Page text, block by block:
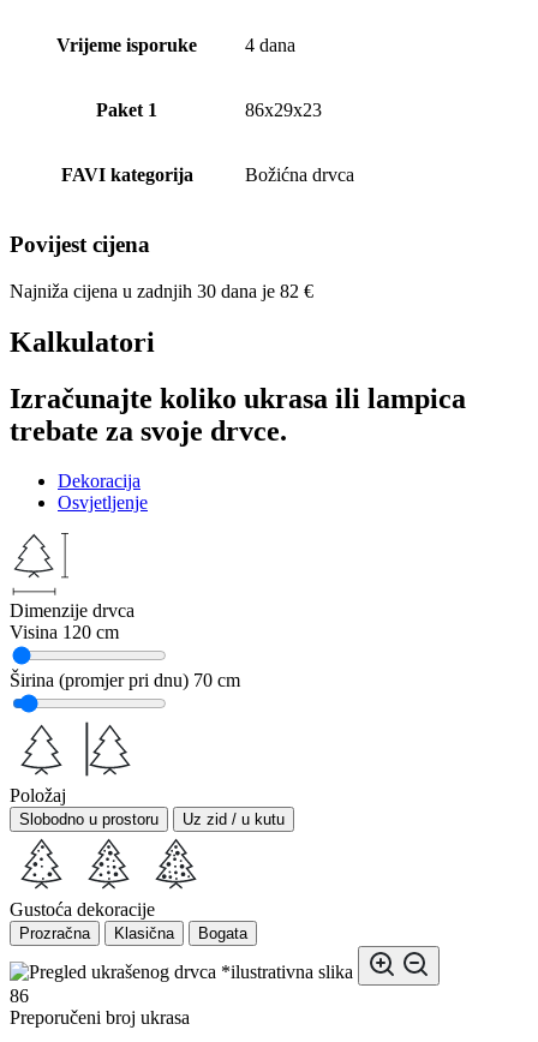
Vrijeme isporuke 4 dana
Paket 1 86x29x23
FAVI kategorija Božićna drvca
Povijest cijena
Najniža cijena u zadnjih 30 dana je 82 €
Kalkulatori
Izračunajte koliko ukrasa ili lampica
trebate za svoje drvce.
Dekoracija
Osvjetljenje
Dimenzije drvca
Visina 120 cm
Širina (promjer pri dnu) 70 cm
Položaj
Slobodno u prostoru Uz zid / u kutu
Gustoća dekoracije
Prozračna Klasična Bogata
*ilustrativna slika
86
Preporučeni broj ukrasa